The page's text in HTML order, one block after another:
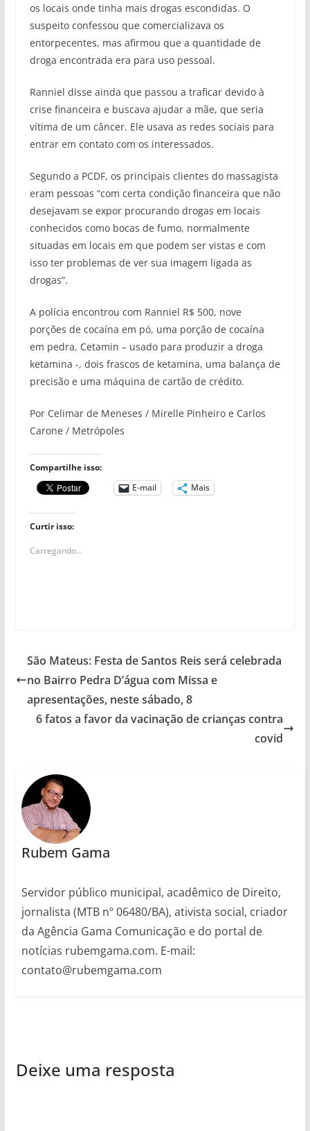
os locais onde tinha mais drogas escondidas. O
suspeito confessou que comercializava os
entorpecentes, mas afirmou que a quantidade de
droga encontrada era para uso pessoal.
Ranniel disse ainda que passou a traficar devido à
crise financeira e buscava ajudar a mãe, que seria
vítima de um câncer. Ele usava as redes sociais para
entrar em contato com os interessados.
Segundo a PCDF, os principais clientes do massagista
eram pessoas “com certa condição financeira que não
desejavam se expor procurando drogas em locais
conhecidos como bocas de fumo, normalmente
situadas em locais em que podem ser vistas e com
isso ter problemas de ver sua imagem ligada as
drogas”.
A polícia encontrou com Ranniel R$ 500, nove
porções de cocaína em pó, uma porção de cocaína
em pedra, Cetamin – usado para produzir a droga
ketamina -, dois frascos de ketamina, uma balança de
precisão e uma máquina de cartão de crédito.
Por Celimar de Meneses / Mirelle Pinheiro e Carlos
Carone / Metrópoles
Compartilhe isso:
E-mail
Mais
Curtir isso:
Carregando...
São Mateus: Festa de Santos Reis será celebrada
no Bairro Pedra D’água com Missa e
apresentações, neste sábado, 8
6 fatos a favor da vacinação de crianças contra
covid
Rubem Gama
Servidor público municipal, acadêmico de Direito,
jornalista (MTB nº 06480/BA), ativista social, criador
da Agência Gama Comunicação e do portal de
notícias rubemgama.com. E-mail:
contato@rubemgama.com
Deixe uma resposta